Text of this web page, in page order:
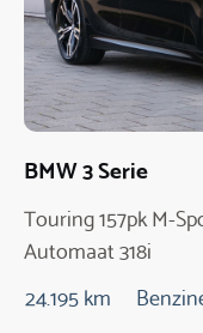
BMW 3 Serie
Touring 157pk M-
Automaat 318i
24.195 km